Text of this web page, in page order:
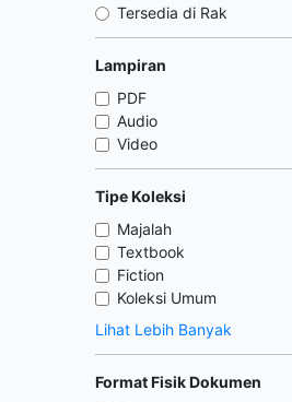
Tersedia di Rak
Lampiran
PDF
Audio
Video
Tipe Koleksi
Majalah
Textbook
Fiction
Koleksi Umum
Lihat Lebih Banyak
Format Fisik Dokumen